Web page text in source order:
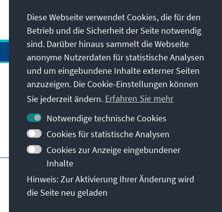
Zur Webseite
Anschrift
Kontakt
Besuchen Sie auch
Hauptseite der KAS
Nutzungsbedingungen
Erklärung zur Barrierefreiheit
Diese Webseite verwendet Cookies, die für den
Betrieb und die Sicherheit der Seite notwendig
sind. Darüber hinaus sammelt die Webseite
anonyme Nutzerdaten für statistische Analysen
und um eingebundene Inhalte externer Seiten
anzuzeigen. Die Cookie-Einstellungen können
Sie jederzeit ändern. Erfahren Sie mehr
Notwendige technische Cookies
Cookies für statistische Analysen
Cookies zur Anzeige eingebundener
Inhalte
Hinweis: Zur Aktivierung Ihrer Änderung wird
die Seite neu geladen